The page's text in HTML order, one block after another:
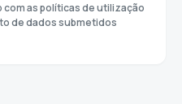
as políticas de utilização
de dados submetidos